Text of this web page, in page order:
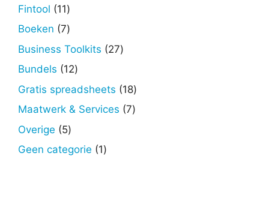
Fintool 1111
producten
Boeken 77
producten
Business Toolkits 2727
Bundels 1212
producten
Gratis spreadsheets 1818
producten
Maatwerk & Services 77
Overige 55
producten
Geen categorie 11